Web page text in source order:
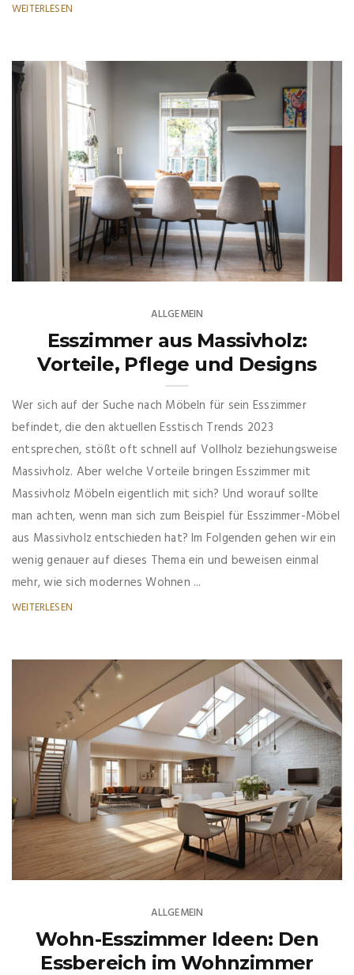
WEITERLESEN
ALLGEMEIN
Esszimmer aus Massivholz:
Vorteile, Pflege und Designs
Wer sich auf der Suche nach Möbeln für sein Esszimmer
befindet, die den aktuellen Esstisch Trends 2023
entsprechen, stößt oft schnell auf Vollholz beziehungsweise
Massivholz. Aber welche Vorteile bringen Esszimmer mit
Massivholz Möbeln eigentlich mit sich? Und worauf sollte
man achten, wenn man sich zum Beispiel für Esszimmer-Möbel
aus Massivholz entschieden hat? Im Folgenden gehen wir ein
wenig genauer auf dieses Thema ein und beweisen einmal
mehr, wie sich modernes Wohnen ...
WEITERLESEN
ALLGEMEIN
Wohn-Esszimmer Ideen: Den
Essbereich im Wohnzimmer